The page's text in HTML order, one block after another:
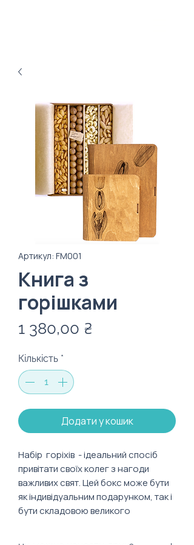
Артикул: FM001
Книга з
горішками
1 380,00 ₴
Кількість *
Додати у кошик
Набір горіхів - ідеальний спосіб
привітати своїх колег з нагоди
важливих свят. Цей бокс може бути
як індивідуальним подарунком, так і
бути складовою великого